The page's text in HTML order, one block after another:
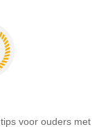
voor ouders met